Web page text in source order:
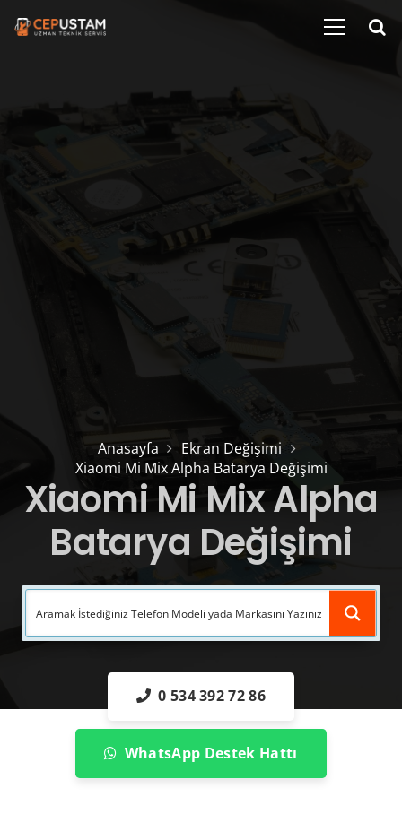
Anasayfa
Ekran Değişimi
Xiaomi Mi Mix Alpha Batarya Değişimi
Xiaomi Mi Mix Alpha
Batarya Değişimi
0 534 392 72 86
WhatsApp Destek Hattı